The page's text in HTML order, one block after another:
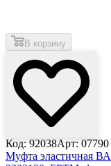
В корзину
Код: 92038Арт: 07790
Муфта эластичная